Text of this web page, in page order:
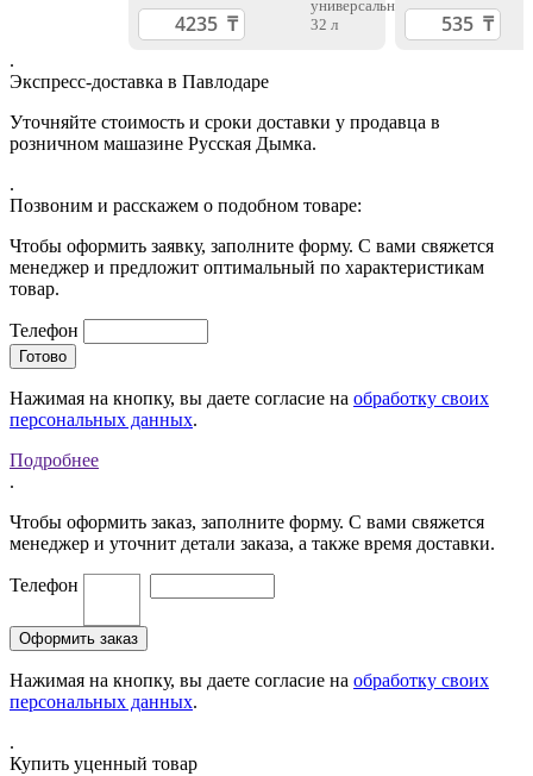
.
Экспресс-доставка в Павлодаре
Уточняйте стоимость и сроки доставки у продавца в
розничном машазине Русская Дымка.
.
Позвоним и расскажем о подобном товаре:
Чтобы оформить заявку, заполните форму. С вами свяжется
менеджер и предложит оптимальный по характеристикам
товар.
Телефон
Нажимая на кнопку, вы даете согласие на обработку своих
персональных данных.
Подробнее
.
Чтобы оформить заказ, заполните форму. С вами свяжется
менеджер и уточнит детали заказа, а также время доставки.
Телефон
Нажимая на кнопку, вы даете согласие на обработку своих
персональных данных.
.
Купить уценный товар